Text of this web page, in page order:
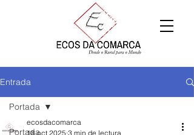
Entrada
Portada
Portada
ecosdacomarca
18 oct 2025 3 min de lectura